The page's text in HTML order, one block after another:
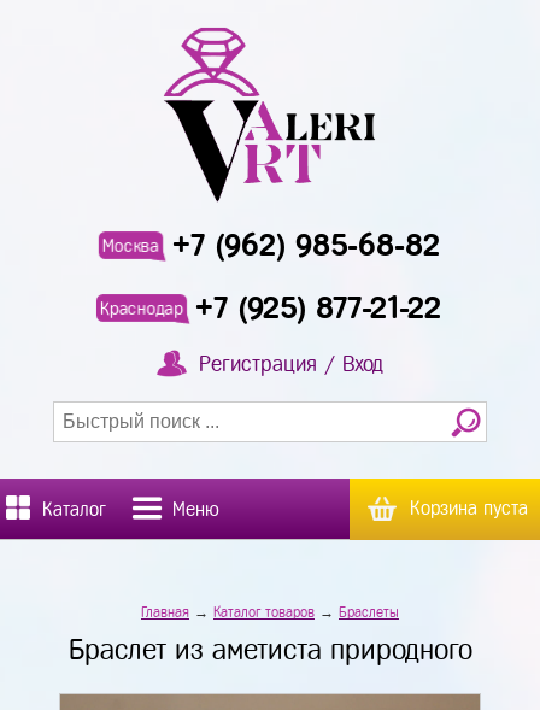
Москва +7 (962) 985-68-82
Краснодар +7 (925) 877-21-22
Регистрация / Вход
Каталог Меню Корзина пуста
Главная → Каталог товаров → Браслеты
Браслет из аметиста природного